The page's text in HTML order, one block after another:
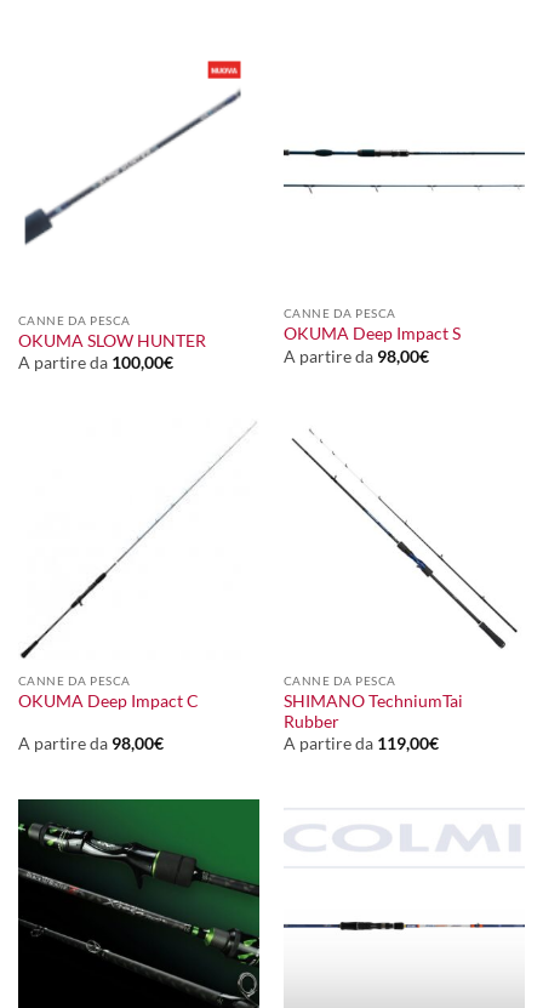
CANNE DA PESCA
OKUMA SLOW HUNTER
A partire da 100,00€
CANNE DA PESCA
OKUMA Deep Impact S
A partire da 98,00€
CANNE DA PESCA
OKUMA Deep Impact C
A partire da 98,00€
CANNE DA PESCA
SHIMANO TechniumTai
Rubber
A partire da 119,00€